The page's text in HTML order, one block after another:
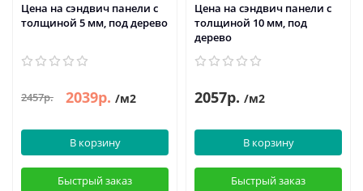
Цена на сэндвич панели с
толщиной 5 мм, под дерево
2457р. 2039р. /м2
В корзину
Быстрый заказ
Цена на сэндвич панели с
толщиной 10 мм, под
дерево
2057р. /м2
В корзину
Быстрый заказ